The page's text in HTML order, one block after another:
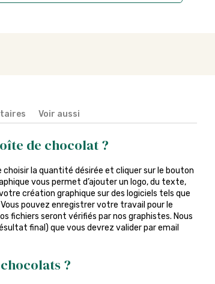
Voir aussi
de chocolat ?
la quantité désirée et cliquer sur le bouton
vous permet d’ajouter un logo, du texte,
création graphique sur des logiciels tels que
pouvez enregistrer votre travail pour le
fichiers seront vérifiés par nos graphistes. Nous
final) que vous devrez valider par email
?